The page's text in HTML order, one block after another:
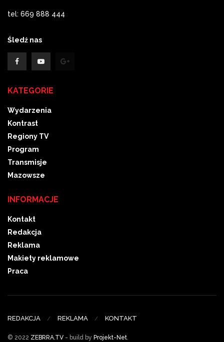
tel: 669 888 444
Śledź nas
KATEGORIE
Wydarzenia
Kontrast
Regiony TV
Program
Transmisje
Mazowsze
INFORMACJE
Kontakt
Redakcja
Reklama
Makiety reklamowe
Praca
REDAKCJA REKLAMA KONTAKT
© 2022 ZEBRRA.TV - build by Projekt-Net